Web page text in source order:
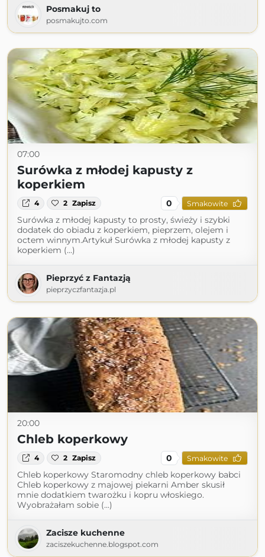
Posmakuj to
posmakujto.com
07:00
Surówka z młodej kapusty z
koperkiem
4 2 Zapisz 0 Smakowite
Surówka z młodej kapusty to prosty, świeży i szybki
dodatek do obiadu z koperkiem, pieprzem, olejem i
octem winnym.Artykuł Surówka z młodej kapusty z
koperkiem (...)
Pieprzyć z Fantazją
pieprzyczfantazja.pl
20:00
Chleb koperkowy
4 2 Zapisz 0 Smakowite
Chleb koperkowy Staromodny chleb koperkowy babci
Chleb koperkowy z majowej piekarni Amber skusił
mnie dodatkiem twarożku i kopru włoskiego.
Wyobrażałam sobie (...)
Zacisze kuchenne
zaciszekuchenne.blogspot.com